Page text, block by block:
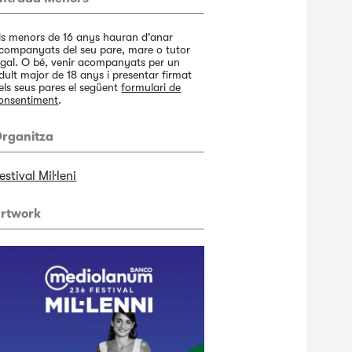
menors de 16 anys hauran d'anar
del seu pare, mare o tutor
O bé, venir acompanyats per un
major de 18 anys i presentar firmat
seus pares el següentformulari de
.
Mil·leni